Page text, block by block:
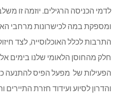
לדמי הכניסה הרגילים. יוזמה זו
ומספקת במה לכישרונות מרחבי
התרבות לכלל האוכלוסייה, לצד
חלק מהחוסן הלאומי שלנו בימים
הפעילות של מפעל הפיס להתנעה
והדרון לסיוע ועידוד חזרת התיירים